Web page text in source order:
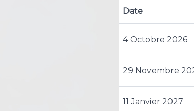
Date
4 Octobre 2026
29 Novembre
11 Janvier 2027